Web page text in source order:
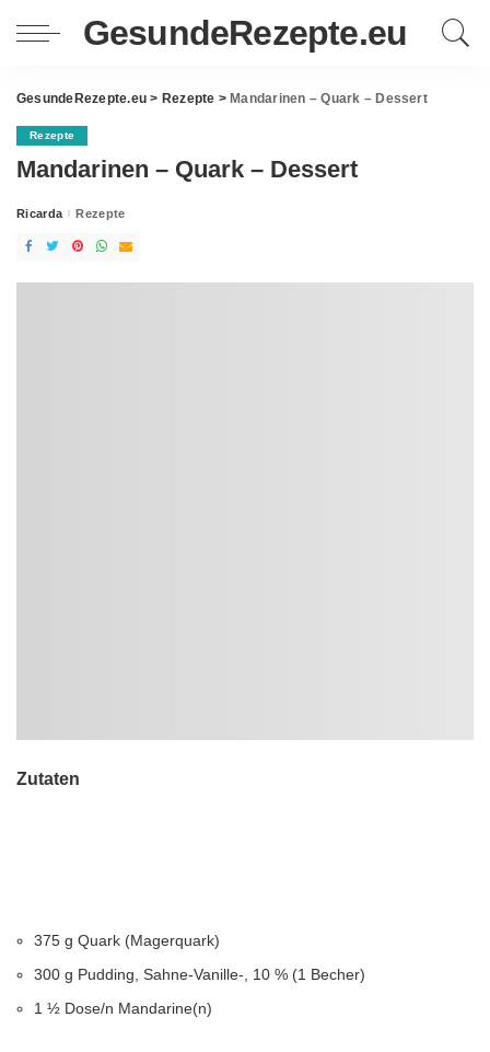
GesundeRezepte.eu
GesundeRezepte.eu > Rezepte > Mandarinen – Quark – Dessert
Rezepte
Mandarinen – Quark – Dessert
Posted
Ricarda Rezepte
Zutaten
375 g Quark (Magerquark)
300 g Pudding, Sahne-Vanille-, 10 % (1 Becher)
1 ½ Dose/n Mandarine(n)